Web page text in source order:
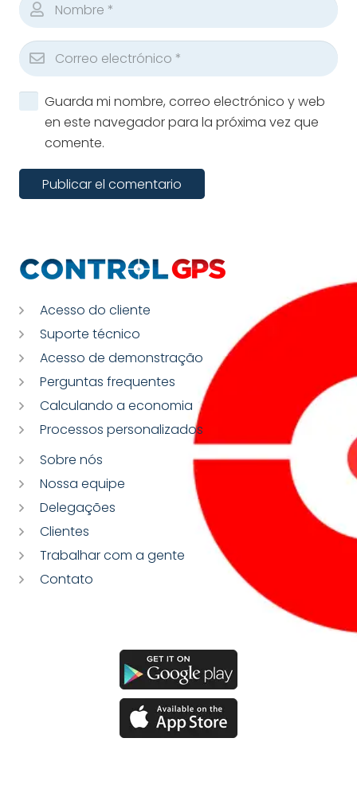
Guarda mi nombre, correo electrónico y web
en este navegador para la próxima vez que
comente.
Publicar el comentario
Acesso do cliente
Suporte técnico
Acesso de demonstração
Perguntas frequentes
Calculando a economia
Processos personalizados
Sobre nós
Nossa equipe
Delegações
Clientes
Trabalhar com a gente
Contato